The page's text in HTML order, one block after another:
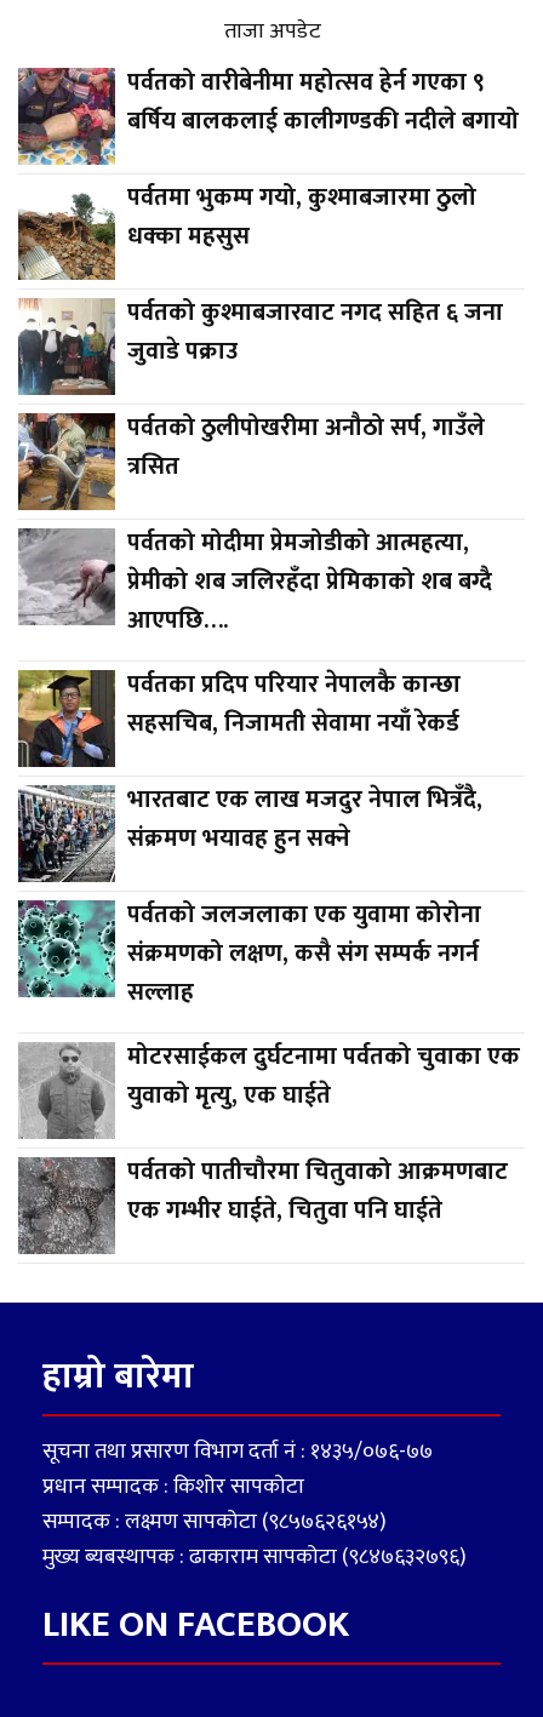
ताजा अपडेट
पर्वतको वारीबेनीमा महोत्सव हेर्न गएका ९
बर्षिय बालकलाई कालीगण्डकी नदीले बगायो
पर्वतमा भुकम्प गयो, कुश्माबजारमा ठुलो
धक्का महसुस
पर्वतको कुश्माबजारवाट नगद सहित ६ जना
जुवाडे पक्राउ
पर्वतको ठुलीपोखरीमा अनौठो सर्प, गाउँले
त्रसित
पर्वतको मोदीमा प्रेमजोडीको आत्महत्या,
प्रेमीको शब जलिरहँदा प्रेमिकाको शब बग्दै
आएपछि….
पर्वतका प्रदिप परियार नेपालकै कान्छा
सहसचिब, निजामती सेवामा नयाँ रेकर्ड
भारतबाट एक लाख मजदुर नेपाल भित्रँदै,
संक्रमण भयावह हुन सक्ने
पर्वतको जलजलाका एक युवामा कोरोना
संक्रमणको लक्षण, कसै संग सम्पर्क नगर्न
सल्लाह
मोटरसाईकल दुर्घटनामा पर्वतको चुवाका एक
युवाको मृत्यु, एक घाईते
पर्वतको पातीचौरमा चितुवाको आक्रमणबाट
एक गम्भीर घाईते, चितुवा पनि घाईते
हाम्रो बारेमा
सूचना तथा प्रसारण विभाग दर्ता नं : १४३५/०७६-७७
प्रधान सम्पादक : किशोर सापकोटा
सम्पादक : लक्ष्मण सापकोटा (९८५७६२६१५४)
मुख्य ब्यबस्थापक : ढाकाराम सापकोटा (९८४७६३२७९६)
LIKE ON FACEBOOK